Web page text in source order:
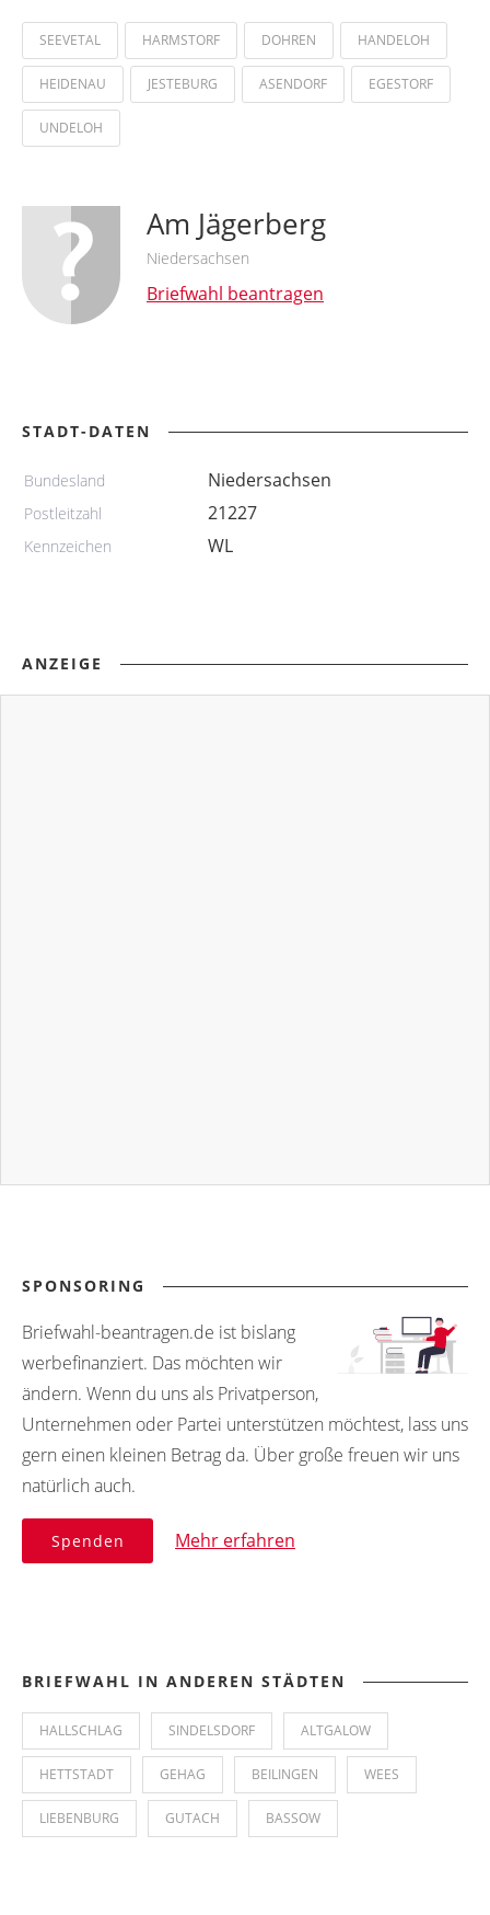
SEEVETAL HARMSTORF DOHREN HANDELOH
HEIDENAU JESTEBURG ASENDORF EGESTORF
UNDELOH
Am Jägerberg
Niedersachsen
Briefwahl beantragen
STADT-DATEN
Bundesland Niedersachsen
Postleitzahl 21227
Kennzeichen WL
ANZEIGE
SPONSORING
Briefwahl-beantragen.de ist bislang
werbefinanziert. Das möchten wir
ändern. Wenn du uns als Privatperson,
Unternehmen oder Partei unterstützen möchtest, lass uns
gern einen kleinen Betrag da. Über große freuen wir uns
natürlich auch.
Spenden Mehr erfahren
BRIEFWAHL IN ANDEREN STÄDTEN
HALLSCHLAG SINDELSDORF ALTGALOW
HETTSTADT GEHAG BEILINGEN WEES
LIEBENBURG GUTACH BASSOW